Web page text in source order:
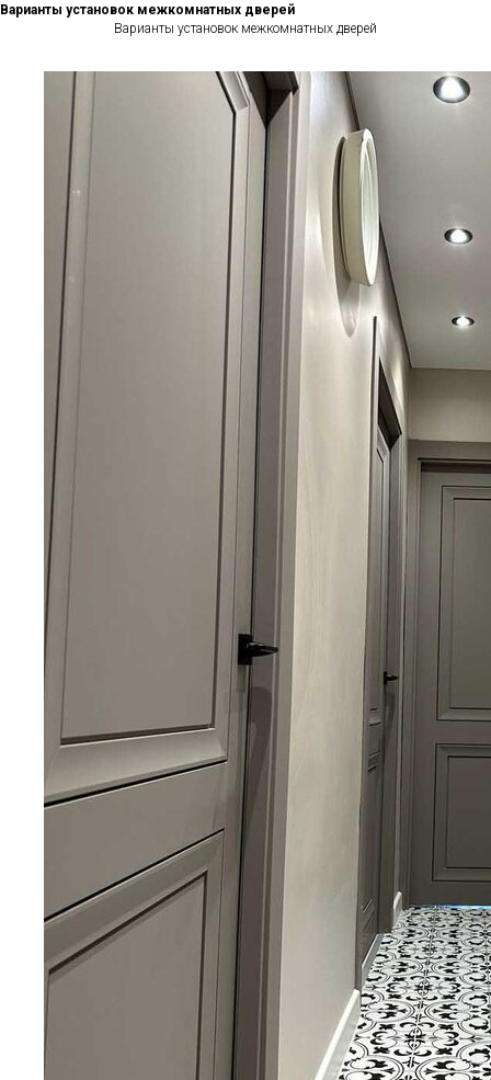
Варианты установок межкомнатных дверей
Варианты установок межкомнатных дверей